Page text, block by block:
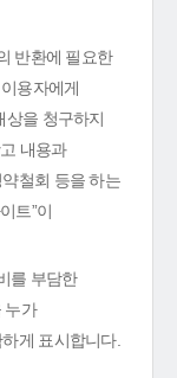
반환에 필요한
용자에게
상을 청구하지
내용과
철회 등을 하는
트”이
를 부담한
누가
게 표시합니다.